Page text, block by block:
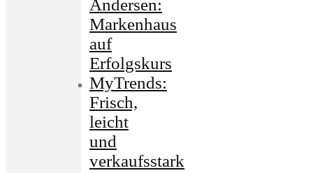
Andersen:
Markenhaus
auf
Erfolgskurs
MyTrends:
Frisch,
leicht
und
verkaufsstark